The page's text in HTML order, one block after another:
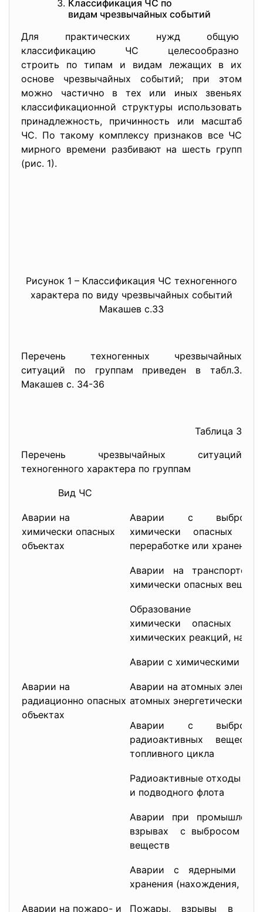
Классификация ЧС по
видам чрезвычайных событий
Для практических нужд общую
классификацию ЧС целесообразно
строить по типам и видам лежащих в их
основе чрезвычайных событий; при этом
можно частично в тех или иных звеньях
классификационной структуры использовать
принадлежность, причинность или масштаб
ЧС. По такому комплексу признаков все ЧС
мирного времени разбивают на шесть групп
(рис. 1).
Рисунок 1 – Классификация ЧС техногенного
характера по виду чрезвычайных событий
Макашев с.33
Перечень техногенных чрезвычайных
ситуаций по группам приведен в табл.3.
Макашев с. 34-36
Таблица 3
Перечень чрезвычайных ситуаций
техногенного характера по группам
Вид ЧС
Аварии на
химически опасных
объектах
Аварии с
химически опасных
переработке или хранении
Аварии на транспорте
химически опасных
Образование
химически опасных
химических реакций,
Аварии с химическими
Аварии на
радиационно опасных
объектах
Аварии на атомных
атомных энергетических
Аварии с
радиоактивных
топливного цикла
Радиоактивные отходы
и подводного флота
Аварии при
взрывах с выбросом
веществ
Аварии с ядерными
хранения (нахождения,
Аварии на пожаро- и
Пожары, взрывы в